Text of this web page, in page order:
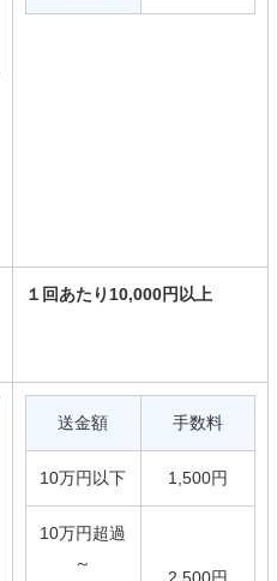
１回あたり10,000円以上
送金額 手数料
10万円以下 1,500円
10万円超過
～